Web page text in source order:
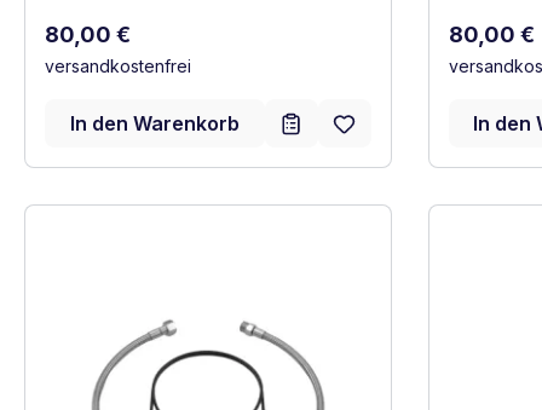
Regulärer Preis:
80,00 €
versandkostenfrei
In den Warenkorb
80,00 €
In den